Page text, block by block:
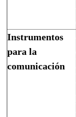
Instrumentos
para la
comunicación